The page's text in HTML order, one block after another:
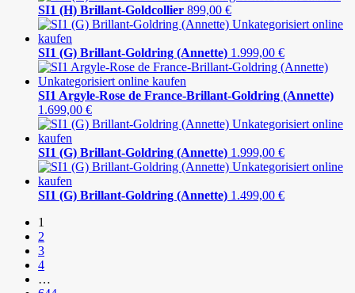
SI1 (H) Brillant-Goldcollier 899,00 €
SI1 (G) Brillant-Goldring (Annette) 1.999,00 €
SI1 Argyle-Rose de France-Brillant-Goldring (Annette)
1.699,00 €
SI1 (G) Brillant-Goldring (Annette) 1.999,00 €
SI1 (G) Brillant-Goldring (Annette) 1.499,00 €
1
2
3
4
…